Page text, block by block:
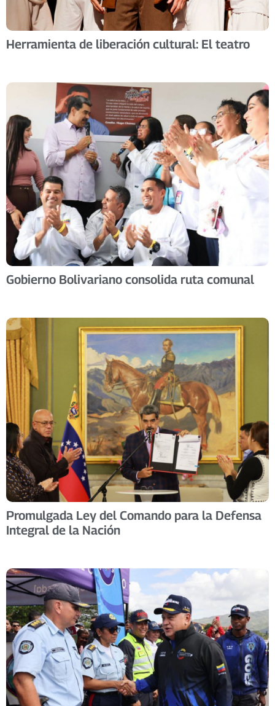
Herramienta de liberación cultural: El teatro
Gobierno Bolivariano consolida ruta comunal
Promulgada Ley del Comando para la Defensa
Integral de la Nación